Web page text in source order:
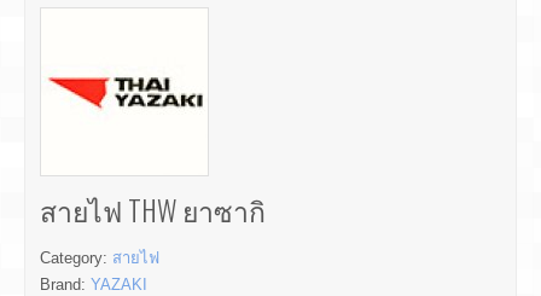
สายไฟ THW ยาซากิ
Category: สายไฟ
Brand: YAZAKI